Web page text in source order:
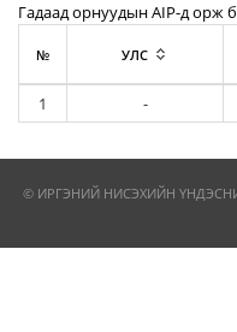
Гадаад орнуудын AIP-д орж
№ УЛС
1 -
© ИРГЭНИЙ НИСЭХИЙН